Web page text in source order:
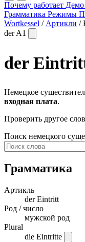
Почему работает Демо
Грамматика Режимы
Wortkessel / Артикли /
derA1
der
Немецкое
входная плата.
Проверить другое
Поиск немецкого
Грамматика
Артикль
derEintritt
Род / число
мужской род
Plural
die Eintritte